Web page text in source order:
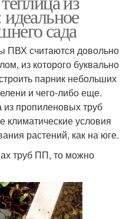
сада
ПВХ считаются довольно
из которого буквально
парник небольших
и чего-либо еще.
из пропиленовых труб
климатические условия
растений, как на юге.
труб ПП, то можно